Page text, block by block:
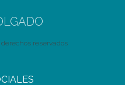
reservados